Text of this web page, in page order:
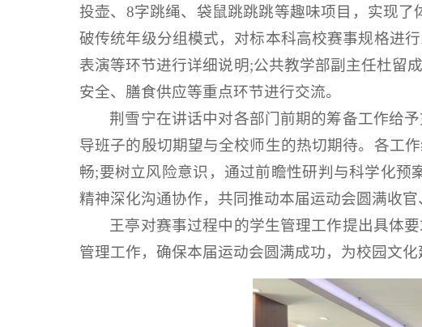
投壶、8字跳绳、袋鼠跳跳跳等趣味项目，实现
破传统年级分组模式，对标本科高校赛事规格进
表演等环节进行详细说明;公共教学部副主任杜留
安全、膳食供应等重点环节进行交流。
荆雪宁在讲话中对各部门前期的筹备工作给
导班子的殷切期望与全校师生的热切期待。各工
畅;要树立风险意识，通过前瞻性研判与科学化
精神深化沟通协作，共同推动本届运动会圆满收官
王亭对赛事过程中的学生管理工作提出具体
管理工作，确保本届运动会圆满成功，为校园文化